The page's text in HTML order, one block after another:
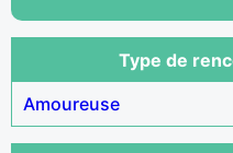
Type de
Amoureuse